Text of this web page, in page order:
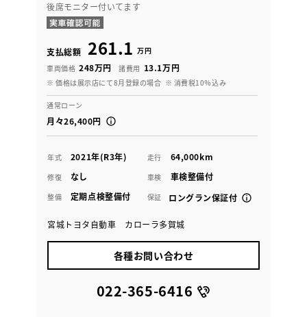
後席モニター付いてます
支払総額 261.1 万円
車両価格 248万円 諸費用 13.1万円
※ 価格は展示店にて8月登録の場合 ※ 消費税10％込み
通常ローン
月々26,400円
年式 2021年(R3年) 走行 64,000km
修復 なし 車検 車検整備付
整備 定期点検整備付 保証 ロングラン保証付
宮城トヨタ自動車 カローラ多賀城
各種お問い合わせ
022-365-6416